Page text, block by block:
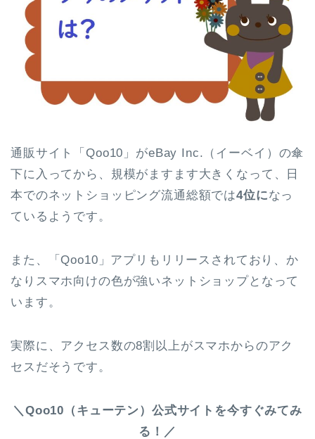
通販サイト「Qoo10」がeBay Inc.（イーベイ）の傘
下に入ってから、規模がますます大きくなって、日
本でのネットショッピング流通総額では4位になっ
ているようです。
また、「Qoo10」アプリもリリースされており、か
なりスマホ向けの色が強いネットショップとなって
います。
実際に、アクセス数の8割以上がスマホからのアク
セスだそうです。
＼Qoo10（キューテン）公式サイトを今すぐみてみ
る！／